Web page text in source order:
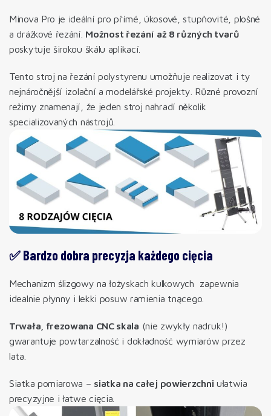
Minova Pro je ideální pro přímé, úkosové, stupňovité, plošné
a drážkové řezání. Možnost řezání až 8 různých tvarů
poskytuje širokou škálu aplikací.
Tento stroj na řezání polystyrenu umožňuje realizovat i ty
nejnáročnější izolační a modelářské projekty. Různé provozní
režimy znamenají, že jeden stroj nahradí několik
specializovaných nástrojů.
✅ Bardzo dobra precyzja każdego cięcia
Mechanizm ślizgowy na łożyskach kulkowych zapewnia
idealnie płynny i lekki posuw ramienia tnącego.
Trwała, frezowana CNC skala (nie zwykły nadruk!)
gwarantuje powtarzalność i dokładność wymiarów przez
lata.
Siatka pomiarowa – siatka na całej powierzchni ułatwia
precyzyjne i łatwe cięcia.